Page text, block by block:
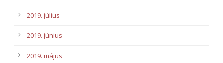
2019. július
2019. június
2019. május